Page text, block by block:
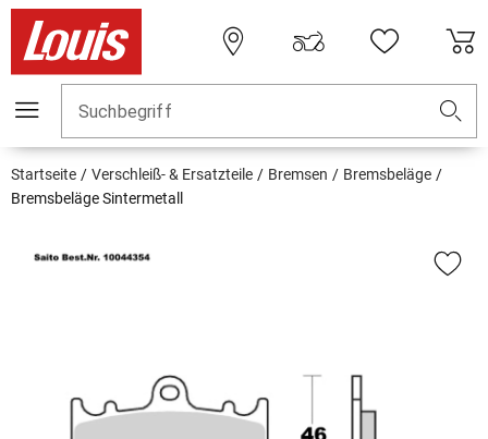
Suchbegriff
Startseite Verschleiß- & Ersatzteile Bremsen
Bremsbeläge
Bremsbeläge Sintermetall